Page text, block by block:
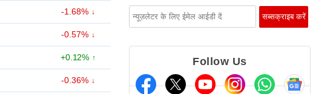
-1.68%
-0.57%
+0.12%
-0.36%
Follow Us